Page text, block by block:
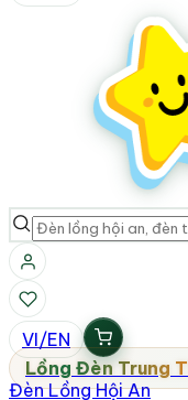
VI/EN
Lồng Đèn Trung
Đèn Lồng Hội An